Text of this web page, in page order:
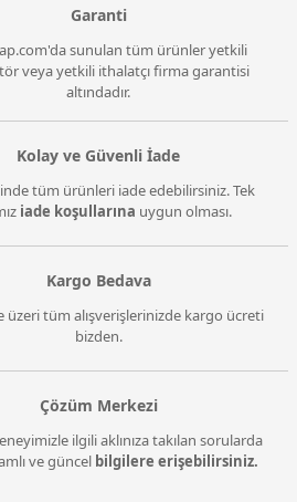
Garanti
sunulan tüm ürünler yetkili
veya yetkili ithalatçı firma garantisi
altındadır.
Kolay ve Güvenli İade
tüm ürünleri iade edebilirsiniz. Tek
iade koşullarına uygun olması.
Kargo Bedava
üzeri tüm alışverişlerinizde kargo ücreti
bizden.
Çözüm Merkezi
ilgili aklınıza takılan sorularda
ve güncel bilgilere erişebilirsiniz.